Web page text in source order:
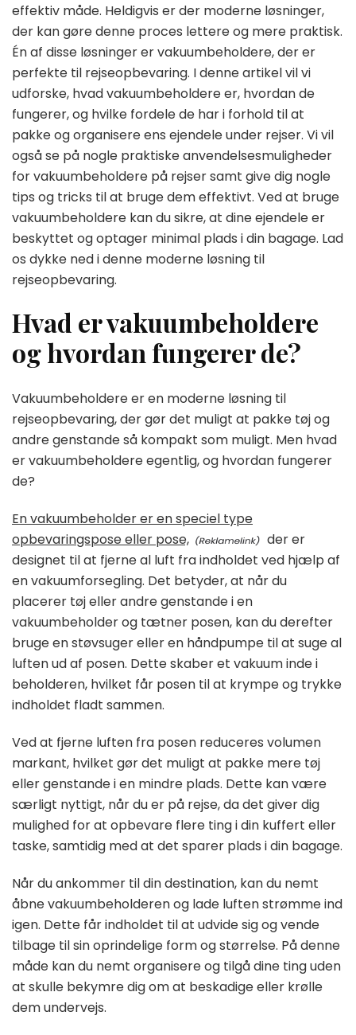
effektiv måde. Heldigvis er der moderne løsninger,
der kan gøre denne proces lettere og mere praktisk.
Én af disse løsninger er vakuumbeholdere, der er
perfekte til rejseopbevaring. I denne artikel vil vi
udforske, hvad vakuumbeholdere er, hvordan de
fungerer, og hvilke fordele de har i forhold til at
pakke og organisere ens ejendele under rejser. Vi vil
også se på nogle praktiske anvendelsesmuligheder
for vakuumbeholdere på rejser samt give dig nogle
tips og tricks til at bruge dem effektivt. Ved at bruge
vakuumbeholdere kan du sikre, at dine ejendele er
beskyttet og optager minimal plads i din bagage. Lad
os dykke ned i denne moderne løsning til
rejseopbevaring.
Hvad er vakuumbeholdere
og hvordan fungerer de?
Vakuumbeholdere er en moderne løsning til
rejseopbevaring, der gør det muligt at pakke tøj og
andre genstande så kompakt som muligt. Men hvad
er vakuumbeholdere egentlig, og hvordan fungerer
de?
En vakuumbeholder er en speciel type
opbevaringspose eller pose,
der er
designet til at fjerne al luft fra indholdet ved hjælp af
en vakuumforsegling. Det betyder, at når du
placerer tøj eller andre genstande i en
vakuumbeholder og tætner posen, kan du derefter
bruge en støvsuger eller en håndpumpe til at suge al
luften ud af posen. Dette skaber et vakuum inde i
beholderen, hvilket får posen til at krympe og trykke
indholdet fladt sammen.
Ved at fjerne luften fra posen reduceres volumen
markant, hvilket gør det muligt at pakke mere tøj
eller genstande i en mindre plads. Dette kan være
særligt nyttigt, når du er på rejse, da det giver dig
mulighed for at opbevare flere ting i din kuffert eller
taske, samtidig med at det sparer plads i din bagage.
Når du ankommer til din destination, kan du nemt
åbne vakuumbeholderen og lade luften strømme ind
igen. Dette får indholdet til at udvide sig og vende
tilbage til sin oprindelige form og størrelse. På denne
måde kan du nemt organisere og tilgå dine ting uden
at skulle bekymre dig om at beskadige eller krølle
dem undervejs.